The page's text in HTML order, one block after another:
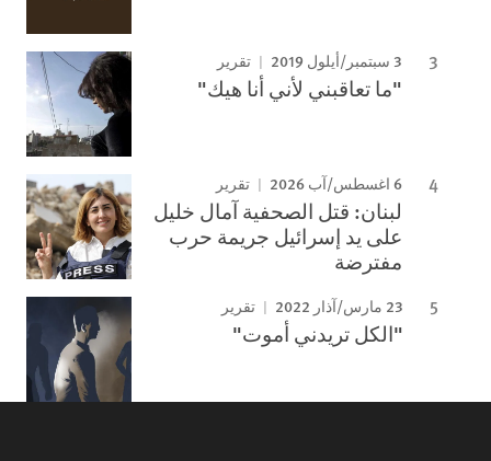
3 سبتمبر/أيلول 2019 تقرير
"ما تعاقبني لأني أنا هيك"
6 اغسطس/آب 2026 تقرير
لبنان: قتل الصحفية آمال خليل
على يد إسرائيل جريمة حرب
مفترضة
23 مارس/آذار 2022 تقرير
"الكل تريدني أموت"